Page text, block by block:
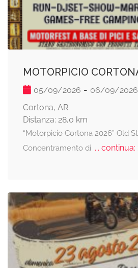
MOTORPICIO
05/09/2026 - 06/09/2026
Cortona, AR
Distanza: 28,0 km
“Motorpicio Cortona 2026” Old
Concentramento di ... continua: